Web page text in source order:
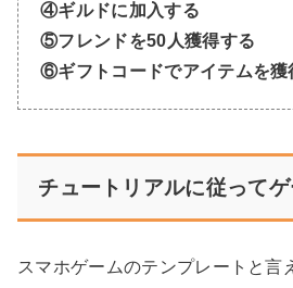
④ギルドに加入する
⑤フレンドを50人獲得する
⑥ギフトコードでアイテムを獲
チュートリアルに従って
スマホゲームのテンプレートと言